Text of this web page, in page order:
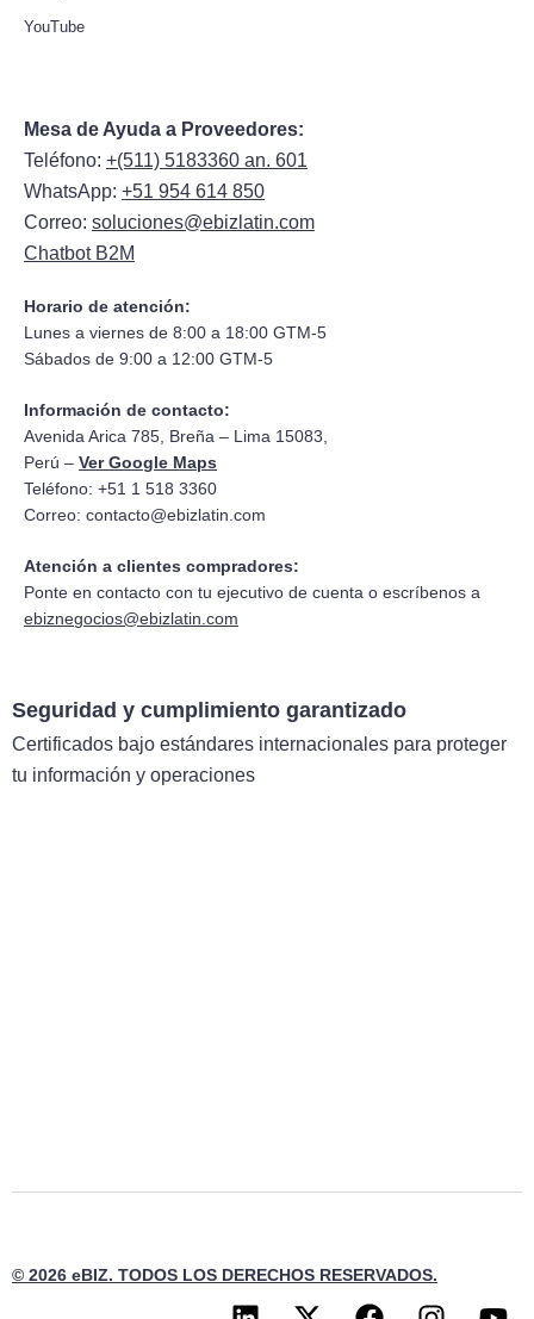
YouTube
Mesa de Ayuda a Proveedores:
Teléfono: +(511) 5183360 an. 601
WhatsApp: +51 954 614 850
Correo: soluciones@ebizlatin.com
Chatbot B2M
Horario de atención:
Lunes a viernes de 8:00 a 18:00 GTM-5
Sábados de 9:00 a 12:00 GTM-5
Información de contacto:
Avenida Arica 785, Breña – Lima 15083,
Perú – Ver Google Maps
Teléfono: +51 1 518 3360
Correo: contacto@ebizlatin.com
Atención a clientes compradores:
Ponte en contacto con tu ejecutivo de cuenta o escríbenos a
ebiznegocios@ebizlatin.com
Seguridad y cumplimiento garantizado
Certificados bajo estándares internacionales para proteger
tu información y operaciones
© 2026 eBIZ. TODOS LOS DERECHOS RESERVADOS.
L
X
F
I
Y